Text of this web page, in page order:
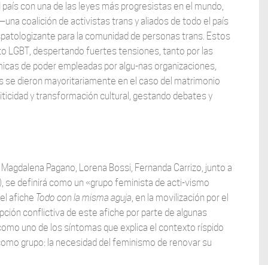
con una de las leyes más progresistas en el mundo,
coalición de activistas trans y aliados de todo el país
para la comunidad de personas trans. Estos
LGBT, despertando fuertes tensiones, tanto por las
de poder empleadas por algu-nas organizaciones,
dieron mayoritariamente en el caso del matrimonio
y transformación cultural, gestando debates y
Pagano, Lorena Bossi, Fernanda Carrizo, junto a
se definirá como un «grupo feminista de acti-vismo
afiche Todo con la misma aguja, en la movilización por el
conflictiva de este afiche por parte de algunas
uno de los síntomas que explica el contexto ríspido
grupo: la necesidad del feminismo de renovar su